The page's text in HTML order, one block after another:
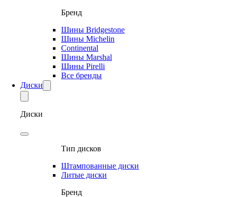
Бренд
Шины Bridgestone
Шины Michelin
Continental
Шины Marshal
Шины Pirelli
Все бренды
Диски
Диски
Тип дисков
Штампованные диски
Литые диски
Бренд